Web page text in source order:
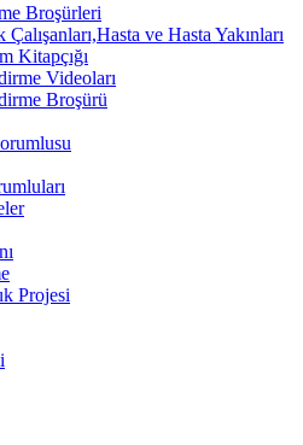
Broşürleri
ve Hasta Yakınları
Kitapçığı
Videoları
Broşürü
Projesi